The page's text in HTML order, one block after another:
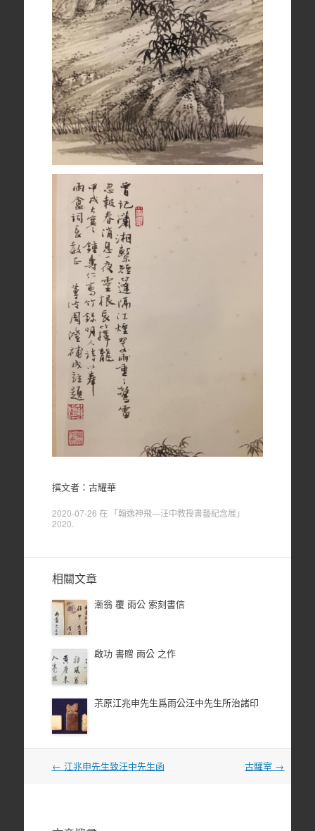
撰文者：古耀華
2020-07-26 在
「翰逸神飛—汪中教授書藝紀念展」
2020
相關文章
漸翁 覆 雨公 索刻書信
啟功 書贈 雨公 之作
茮原江兆申先生爲雨公汪中先生所治諸印
文
← 江兆申先生致汪中先生函 古驩室 →